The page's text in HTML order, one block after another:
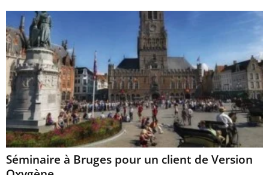
Séminaire à Bruges pour un client de Version